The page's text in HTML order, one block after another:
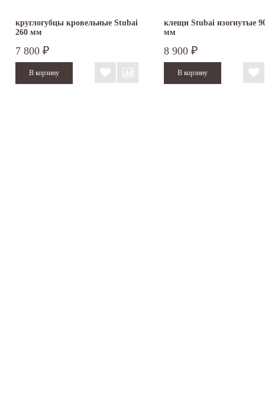
круглогубцы кровельные Stubai
260 мм
7 800 ₽
клещи Stubai изогнутые
мм
8 900 ₽